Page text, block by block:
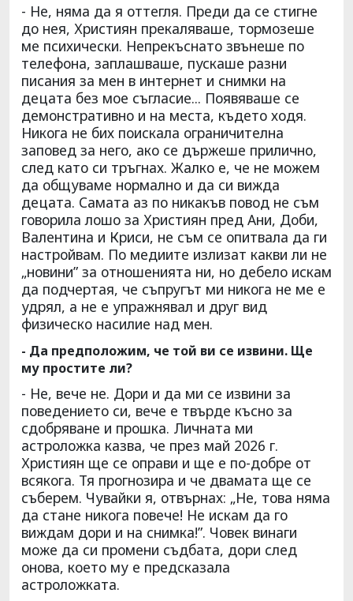
- Не, няма да я оттегля. Преди да се стигне
до нея, Християн прекаляваше, тормозеше
ме психически. Непрекъснато звънеше по
телефона, заплашваше, пускаше разни
писания за мен в интернет и снимки на
децата без мое съгласие... Появяваше се
демонстративно и на места, където ходя.
Никога не бих поискала ограничителна
заповед за него, ако се държеше прилично,
след като си тръгнах. Жалко е, че не можем
да общуваме нормално и да си вижда
децата. Самата аз по никакъв повод не съм
говорила лошо за Християн пред Ани, Доби,
Валентина и Криси, не съм се опитвала да ги
настройвам. По медиите излизат какви ли не
„новини” за отношенията ни, но дебело искам
да подчертая, че съпругът ми никога не ме е
удрял, а не е упражнявал и друг вид
физическо насилие над мен.
- Да предположим, че той ви се извини. Ще
му простите ли?
- Не, вече не. Дори и да ми се извини за
поведението си, вече е твърде късно за
сдобряване и прошка. Личната ми
астроложка казва, че през май 2026 г.
Християн ще се оправи и ще е по-добре от
всякога. Тя прогнозира и че двамата ще се
съберем. Чувайки я, отвърнах: „Не, това няма
да стане никога повече! Не искам да го
виждам дори и на снимка!”. Човек винаги
може да си промени съдбата, дори след
онова, което му е предсказала
астроложката.